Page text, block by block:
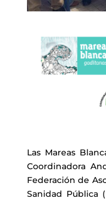
Las Mareas
Coordinadora
Federación de
Sanidad Pública